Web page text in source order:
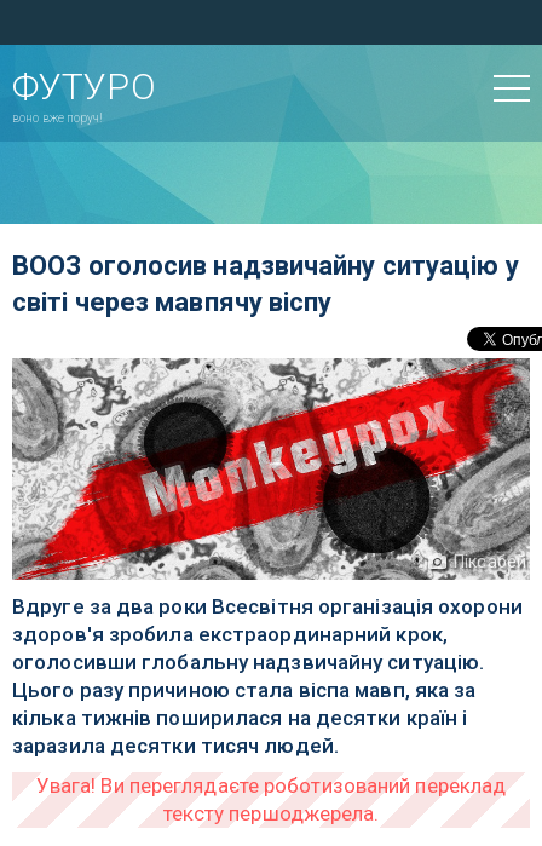
ФУТУРО
воно вже поруч!
ВООЗ оголосив надзвичайну ситуацію у
світі через мавпячу віспу
Піксабей
Вдруге за два роки Всесвітня організація охорони
здоров'я зробила екстраординарний крок,
оголосивши глобальну надзвичайну ситуацію.
Цього разу причиною стала віспа мавп, яка за
кілька тижнів поширилася на десятки країн і
заразила десятки тисяч людей.